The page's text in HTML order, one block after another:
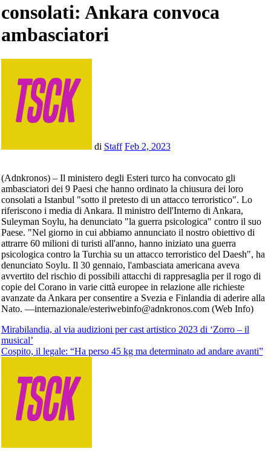
consolati: Ankara convoca
ambasciatori
di Staff Feb 2, 2023
(Adnkronos) – Il ministero degli Esteri turco ha convocato gli
ambasciatori dei 9 Paesi che hanno ordinato la chiusura dei loro
consolati a Istanbul "sotto il pretesto di un attacco terroristico". Lo
riferiscono i media di Ankara. Il ministro dell'Interno di Ankara,
Suleyman Soylu, ha denunciato "la guerra psicologica" contro il suo
Paese. "Nel giorno in cui abbiamo annunciato il nostro obiettivo di
attrarre 60 milioni di turisti all'anno, hanno iniziato una guerra
psicologica contro la Turchia su un attacco terroristico del Daesh", ha
denunciato Soylu. Il 30 gennaio, l'ambasciata americana aveva
avvertito del rischio di possibili attacchi di rappresaglia per il rogo di
copie del Corano in varie città europee in relazione alle richieste
avanzate da Ankara per consentire a Svezia e Finlandia di aderire alla
Nato. —internazionale/esteriwebinfo@adnkronos.com (Web Info)
Navigazione
articoli
Mirabilandia, al via audizioni per cast artistico 2023 di ‘Zorro – il
musical’
Cospito, il legale: “Ha perso 45 kg ma determinato ad andare avanti”